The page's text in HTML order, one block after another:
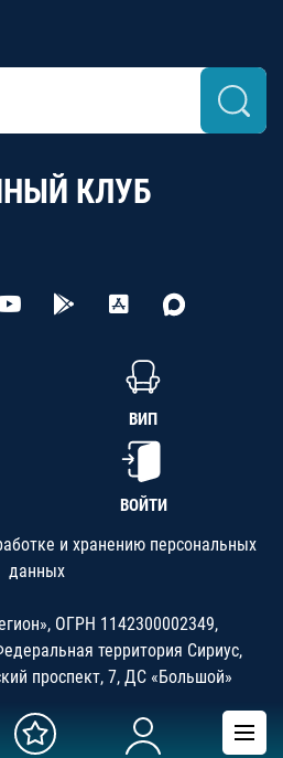
КЛУБ
ВИП
ВОЙТИ
и хранению персональных
данных
ОГРН 1142300002349,
территория Сириус,
проспект, 7, ДС «Большой»